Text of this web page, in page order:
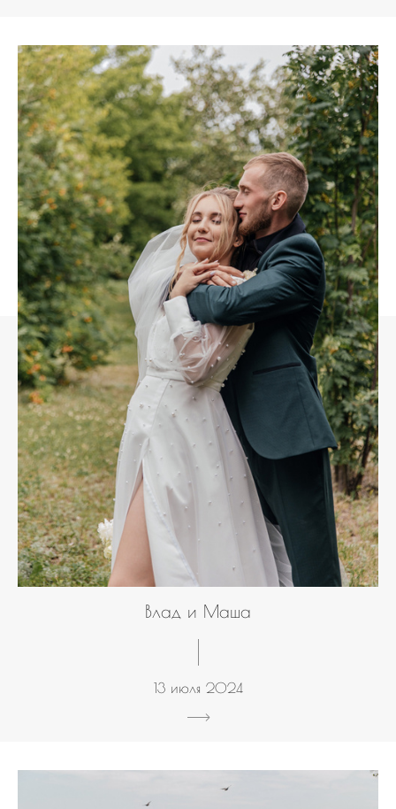
Влад и Маша
13 июля 2024